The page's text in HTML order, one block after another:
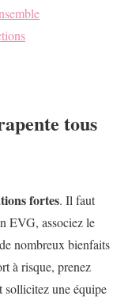
tous
fortes. Il faut
EVG, associez le
nombreux bienfaits
à risque, prenez
sollicitez une équipe